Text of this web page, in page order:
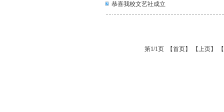
恭喜我校文艺社成立
第1/1页 【首页】 【上页】